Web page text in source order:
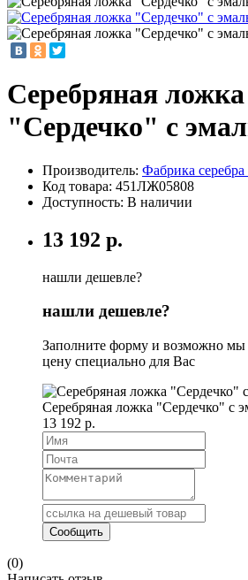
Серебряная ложка
"Сердечко" с
Производитель: Фабрика
Код товара: 451ЛЖ05808
Доступность: В наличии
13 192 р.
нашли дешевле?
нашли дешевле?
Заполните форму и возможно
цену специально для Вас
Серебряная ложка "Сердечко" с
13 192 р.
(0)